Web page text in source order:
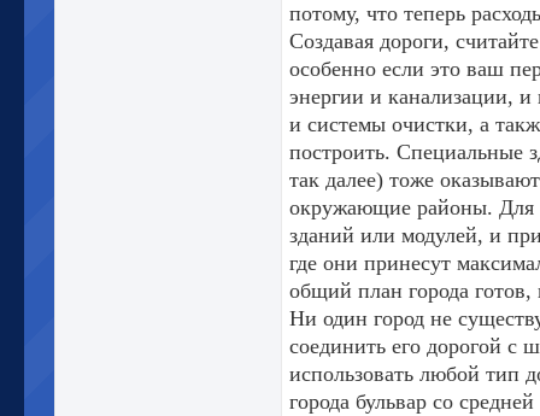
потому, что теперь
Создавая дороги,
особенно если это ваш
энергии и канализации, и
и системы очистки, а
построить. Специальные
так далее) тоже
окружающие районы. Для
зданий или модулей, и
где они принесут
общий план города готов,
Ни один город не
соединить его дорогой с
использовать любой тип
города бульвар со